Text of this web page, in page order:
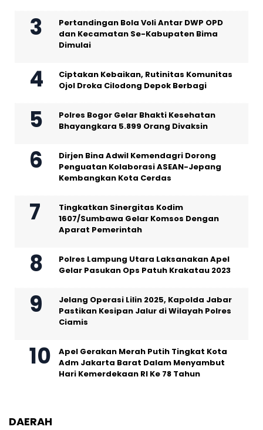
Pertandingan Bola Voli Antar DWP OPD
dan Kecamatan Se-Kabupaten Bima
Dimulai
Ciptakan Kebaikan, Rutinitas Komunitas
Ojol Droka Cilodong Depok Berbagi
Polres Bogor Gelar Bhakti Kesehatan
Bhayangkara 5.899 Orang Divaksin
Dirjen Bina Adwil Kemendagri Dorong
Penguatan Kolaborasi ASEAN-Jepang
Kembangkan Kota Cerdas
Tingkatkan Sinergitas Kodim
1607/Sumbawa Gelar Komsos Dengan
Aparat Pemerintah
Polres Lampung Utara Laksanakan Apel
Gelar Pasukan Ops Patuh Krakatau 2023
Jelang Operasi Lilin 2025, Kapolda Jabar
Pastikan Kesipan Jalur di Wilayah Polres
Ciamis
Apel Gerakan Merah Putih Tingkat Kota
Adm Jakarta Barat Dalam Menyambut
Hari Kemerdekaan RI Ke 78 Tahun
DAERAH